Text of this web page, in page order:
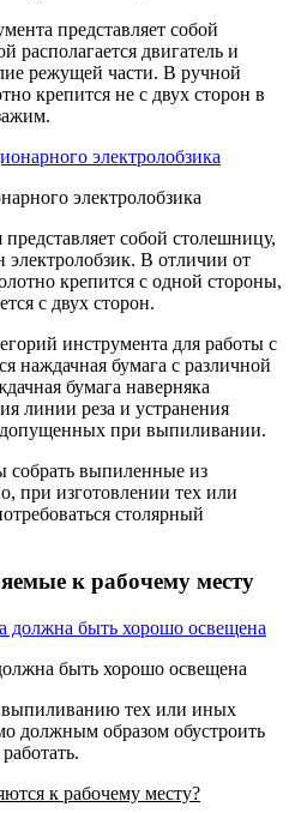
представляет собой
располагается двигатель и
режущей части. В ручной
крепится не с двух сторон в
электролобзика
собой столешницу,
электролобзик. В отличии от
крепится с одной стороны,
с двух сторон.
инструмента для работы с
наждачная бумага с различной
бумага наверняка
линии реза и устранения
допущенных при выпиливании.
собрать выпиленные из
при изготовлении тех или
столярный
к рабочему месту
быть хорошо освещена
выпиливанию тех или иных
должным образом обустроить
к рабочему месту?